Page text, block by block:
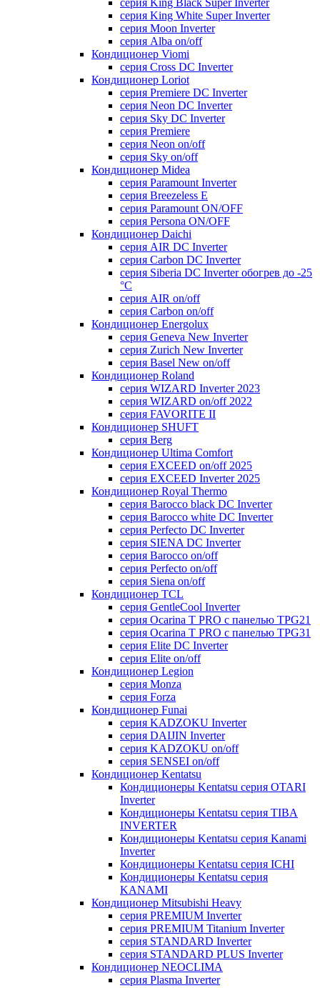
серия King Black Super Inverter
серия King White Super Inverter
серия Moon Inverter
серия Alba on/off
Кондиционер Viomi
серия Cross DC Inverter
Кондиционер Loriot
серия Premiere DC Inverter
серия Neon DC Inverter
серия Sky DC Inverter
серия Premiere
серия Neon on/off
серия Sky on/off
Кондиционер Midea
серия Paramount Inverter
серия Breezeless E
серия Paramount ON/OFF
серия Persona ON/OFF
Кондиционер Daichi
серия AIR DC Inverter
серия Carbon DC Inverter
серия Siberia DC Inverter обогрев до -25
°С
серия AIR on/off
серия Carbon on/off
Кондиционер Energolux
серия Geneva New Inverter
серия Zurich New Inverter
серия Basel New on/off
Кондиционер Roland
серия WIZARD Inverter 2023
серия WIZARD on/off 2022
серия FAVORITE II
Кондиционер SHUFT
серия Berg
Кондиционер Ultima Comfort
серия EXCEED on/off 2025
серия EXCEED Inverter 2025
Кондиционер Royal Thermo
серия Barocco black DC Inverter
серия Barocco white DC Inverter
серия Perfecto DC Inverter
серия SIENA DC Inverter
серия Barocco on/off
серия Perfecto on/off
серия Siena on/off
Кондиционер TCL
серия GentleCool Inverter
серия Ocarina T PRO c панелью TPG21
серия Ocarina T PRO c панелью TPG31
серия Elite DC Inverter
серия Elite on/off
Кондиционер Legion
серия Monza
серия Forza
Кондиционер Funai
серия KADZOKU Inverter
серия DAIJIN Inverter
серия KADZOKU on/off
серия SENSEI on/off
Кондиционер Kentatsu
Кондиционеры Kentatsu серия OTARI
Inverter
Кондиционеры Kentatsu серия TIBA
INVERTER
Кондиционеры Kentatsu серия Kanami
Inverter
Кондиционеры Kentatsu серия ICHI
Кондиционеры Kentatsu серия
KANAMI
Кондиционер Mitsubishi Heavy
серия PREMIUM Inverter
серия PREMIUM Titanium Inverter
серия STANDARD Inverter
серия STANDARD PLUS Inverter
Кондиционер NEOCLIMA
серия Plasma Inverter